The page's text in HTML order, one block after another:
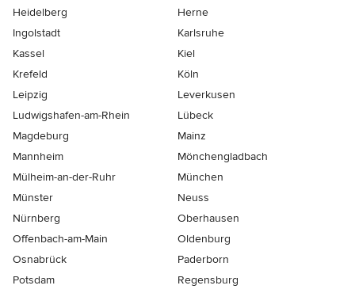
Heidelberg
Herne
Ingolstadt
Karlsruhe
Kassel
Kiel
Krefeld
Köln
Leipzig
Leverkusen
Ludwigshafen-am-Rhein
Lübeck
Magdeburg
Mainz
Mannheim
Mönchen­gladbach
Mülheim-an-der-Ruhr
München
Münster
Neuss
Nürnberg
Oberhausen
Offenbach-am-Main
Oldenburg
Osnabrück
Paderborn
Potsdam
Regensburg